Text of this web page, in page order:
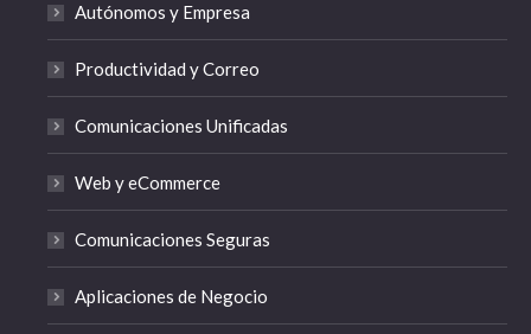
Autónomos y Empresa
Productividad y Correo
Comunicaciones Unificadas
Web y eCommerce
Comunicaciones Seguras
Aplicaciones de Negocio